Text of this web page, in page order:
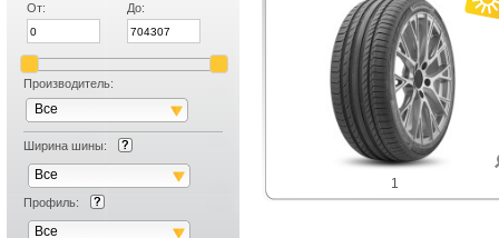
От:
До:
Производитель:
Все
Ширина шины:
Все
Профиль:
Все
1